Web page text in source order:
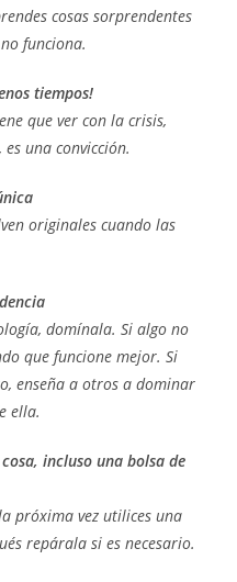
cosas sorprendentes
funciona.
tiempos!
que ver con la crisis,
una convicción.
originales cuando las
domínala. Si algo no
que funcione mejor. Si
enseña a otros a dominar
ella.
incluso una bolsa de
próxima vez utilices una
repárala si es necesario.